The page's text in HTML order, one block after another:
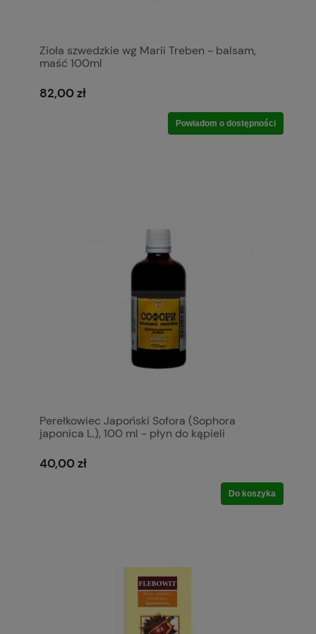
Zioła szwedzkie wg Marii Treben - balsam,
maść 100ml
82,00 zł
Powiadom o dostępności
Perełkowiec Japoński Sofora (Sophora
japonica L.), 100 ml - płyn do kąpieli
40,00 zł
Do koszyka